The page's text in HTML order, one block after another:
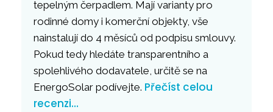
tepelným čerpadlem. Mají varianty pro
rodinné domy i komerční objekty, vše
nainstalují do 4 měsíců od podpisu smlouvy.
Pokud tedy hledáte transparentního a
spolehlivého dodavatele, určitě se na
EnergoSolar podívejte. Přečíst celou
recenzi…